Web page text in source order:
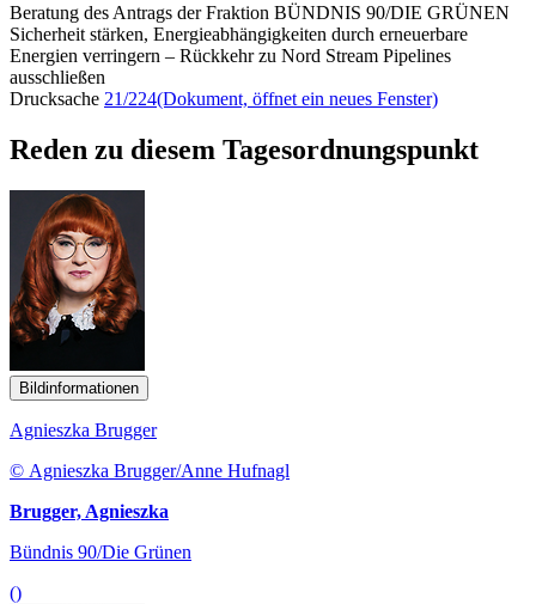
Beratung des Antrags der Fraktion BÜNDNIS 90/DIE GRÜNEN
Sicherheit stärken, Energieabhängigkeiten durch erneuerbare
Energien verringern – Rückkehr zu Nord Stream Pipelines
ausschließen
Drucksache 21/224(Dokument, öffnet ein neues Fenster)
Reden zu diesem Tagesordnungspunkt
Bildinformationen
Agnieszka Brugger
© Agnieszka Brugger/Anne Hufnagl
Brugger, Agnieszka
Bündnis 90/Die Grünen
()